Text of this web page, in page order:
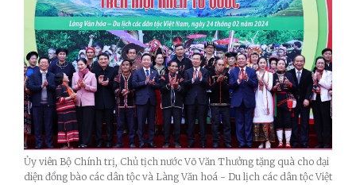
Ủy viên Bộ Chính trị, Chủ tịch nước Võ Văn Thưởng tặng quà cho đại
diện đồng bào các dân tộc và Làng Văn hoá - Du lịch các dân tộc Việt